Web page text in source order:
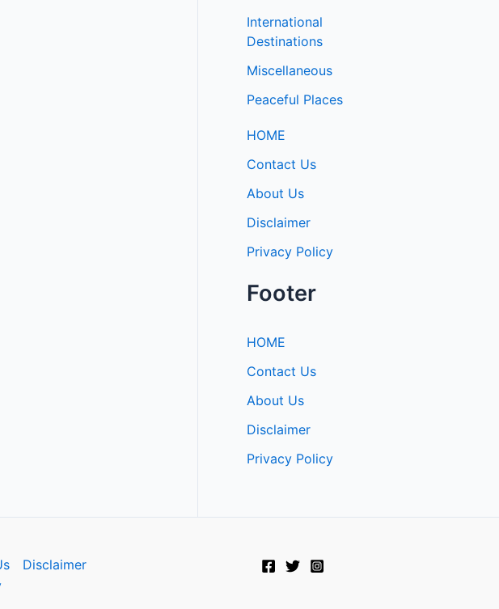
International
Destinations
Miscellaneous
Peaceful Places
HOME
Contact Us
About Us
Disclaimer
Privacy Policy
Footer
HOME
Contact Us
About Us
Disclaimer
Privacy Policy
Disclaimer